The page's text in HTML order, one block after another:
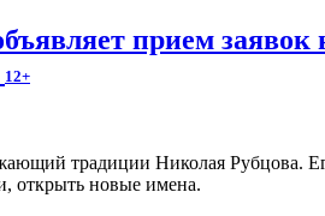
прием заявок
12+
традиции Николая Рубцова.
открыть новые имена.